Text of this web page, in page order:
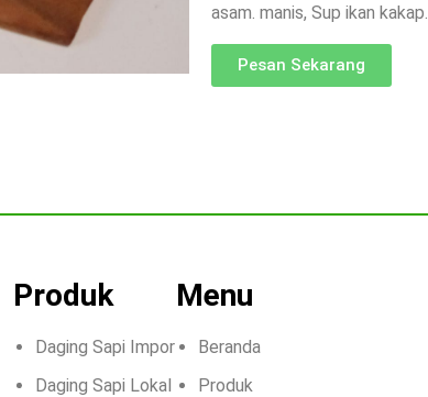
asam. manis, Sup ikan kakap.
Pesan Sekarang
Produk
Daging Sapi Impor
Daging Sapi Lokal
Menu
Beranda
Produk